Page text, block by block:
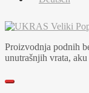
Proizvodnja podnih
unutrašnjih vrata, aku